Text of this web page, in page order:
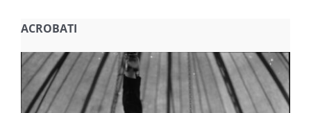
ACROBATI